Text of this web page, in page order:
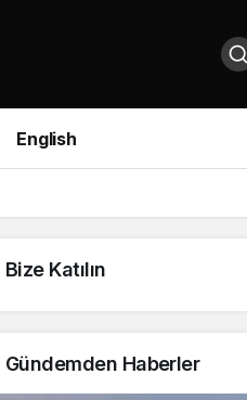
English
Bize Katılın
Gündemden Haberler